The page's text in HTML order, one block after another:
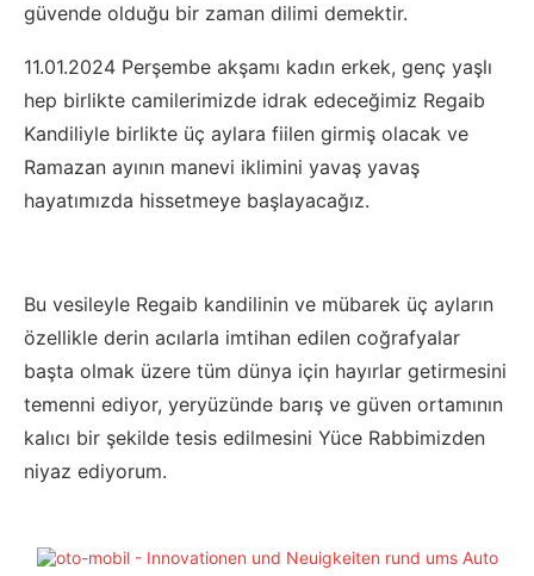
güvende olduğu bir zaman dilimi demektir.
11.01.2024 Perşembe akşamı kadın erkek, genç yaşlı
hep birlikte camilerimizde idrak edeceğimiz Regaib
Kandiliyle birlikte üç aylara fiilen girmiş olacak ve
Ramazan ayının manevi iklimini yavaş yavaş
hayatımızda hissetmeye başlayacağız.
Bu vesileyle Regaib kandilinin ve mübarek üç ayların
özellikle derin acılarla imtihan edilen coğrafyalar
başta olmak üzere tüm dünya için hayırlar getirmesini
temenni ediyor, yeryüzünde barış ve güven ortamının
kalıcı bir şekilde tesis edilmesini Yüce Rabbimizden
niyaz ediyorum.